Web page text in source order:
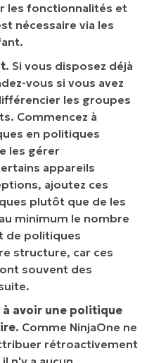
les fonctionnalités et
nécessaire via les
Si vous disposez déjà
vous si vous avez
les groupes
Commencez à
en politiques
les gérer
appareils
ajoutez ces
plutôt que de les
minimum le nombre
de politiques
structure, car ces
souvent des
à avoir une politique
Comme NinjaOne ne
rétroactivement